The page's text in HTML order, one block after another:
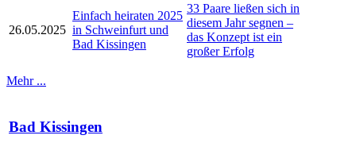
26.05.2025
Einfach heiraten 2025
in Schweinfurt und
Bad Kissingen
33 Paare ließen sich in
diesem Jahr segnen –
das Konzept ist ein
großer Erfolg
Mehr ...
Bad Kissingen